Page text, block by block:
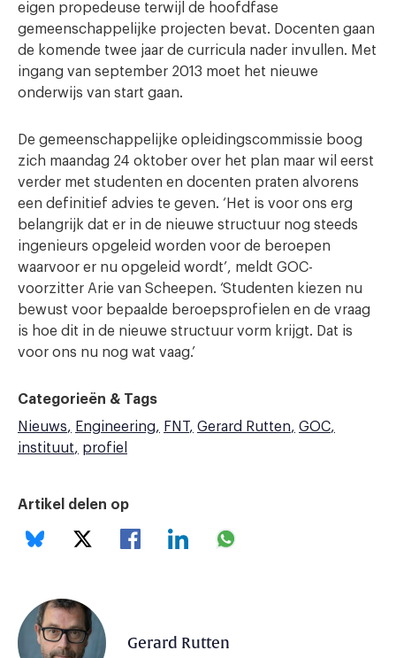
eigen propedeuse terwijl de hoofdfase
gemeenschappelijke projecten bevat. Docenten gaan
de komende twee jaar de curricula nader invullen. Met
ingang van september 2013 moet het nieuwe
onderwijs van start gaan.
De gemeenschappelijke opleidingscommissie boog
zich maandag 24 oktober over het plan maar wil eerst
verder met studenten en docenten praten alvorens
een definitief advies te geven. ‘Het is voor ons erg
belangrijk dat er in de nieuwe structuur nog steeds
ingenieurs opgeleid worden voor de beroepen
waarvoor er nu opgeleid wordt’, meldt GOC-
voorzitter Arie van Scheepen. ‘Studenten kiezen nu
bewust voor bepaalde beroepsprofielen en de vraag
is hoe dit in de nieuwe structuur vorm krijgt. Dat is
voor ons nu nog wat vaag.’
Categorieën & Tags
Nieuws
Engineering FNT Gerard Rutten
GOC
instituut
profiel
Artikel delen op
Gerard Rutten